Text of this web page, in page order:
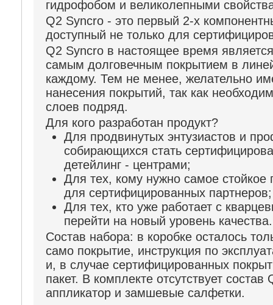
гидрофобом и великолепными
Q2 Syncro - это первый 2-х
доступный не только для
Q2 Syncro в настоящее время
самым долговечным покрытием в
каждому. Тем не менее, желательно
нанесения покрытий, так как
слоев подряд.
Для кого разработан продукт?
Для продвинутых энтузиастов и
собирающихся стать
детейлинг - центрами;
Для тех, кому нужно самое стойкое
для сертифицированных партнеров;
Для тех, кто уже работает с
перейти на новый уровень качества.
Состав набора: в коробке осталось
само покрытие, инструкция по
и, в случае сертифицированных
пакет. В комплекте отсутствует состав
аппликатор и замшевые салфетки.